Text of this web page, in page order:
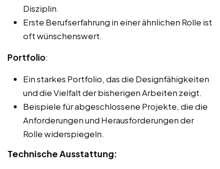
Disziplin.
Erste Berufserfahrung in einer ähnlichen Rolle ist
oft wünschenswert.
Portfolio:
Ein starkes Portfolio, das die Designfähigkeiten
und die Vielfalt der bisherigen Arbeiten zeigt.
Beispiele für abgeschlossene Projekte, die die
Anforderungen und Herausforderungen der
Rolle widerspiegeln.
Technische Ausstattung: